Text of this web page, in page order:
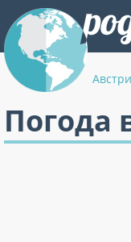
Погода